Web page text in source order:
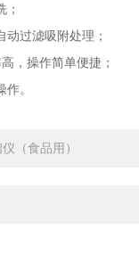
过滤吸附处理；
，操作简单便捷；
。
（食品用）